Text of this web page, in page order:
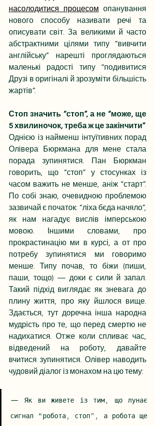
насолодитися процесом опанування
нового способу називати речі та
описувати світ. За великими й часто
абстрактними цілями типу “вивчити
англійську” нарешті проглядаються
маленькі радості типу “подивитися
Друзі в оригіналі й зрозуміти більшість
жартів”.
Стоп значить “стоп”, а не “може, ще
5 хвилиночок, треба ж це закінчити”
Однією із найменш інтуїтивних порад
Олівера Бюркмана для мене стала
порада зупинятися. Пан Бюркман
говорить, що “стоп” у стосунках із
часом важить не менше, аніж “старт”.
По собі знаю, очевидною проблемою
зазвичай є початок: “ліха бєда начяло”,
як нам нагадує вислів імперською
мовою. Іншими словами, про
прокрастинацію ми в курсі, а от про
потребу зупинятися ми говоримо
менше. Типу почав, то біжи (пиши,
паши, тощо) — доки є сили й запал.
Такий підхід виглядає як зневага до
плину життя, про яку йшлося вище.
Здається, тут доречна інша народна
мудрість про те, що перед смертю не
надихатися. Отже коли спливає час,
відведений на роботу, давайте
вчитися зупинятися. Олівер наводить
чудовий діалог із монахом на цю тему:
— Як ви живете із тим, що лунає
сигнал “робота, стоп”, а робота ще